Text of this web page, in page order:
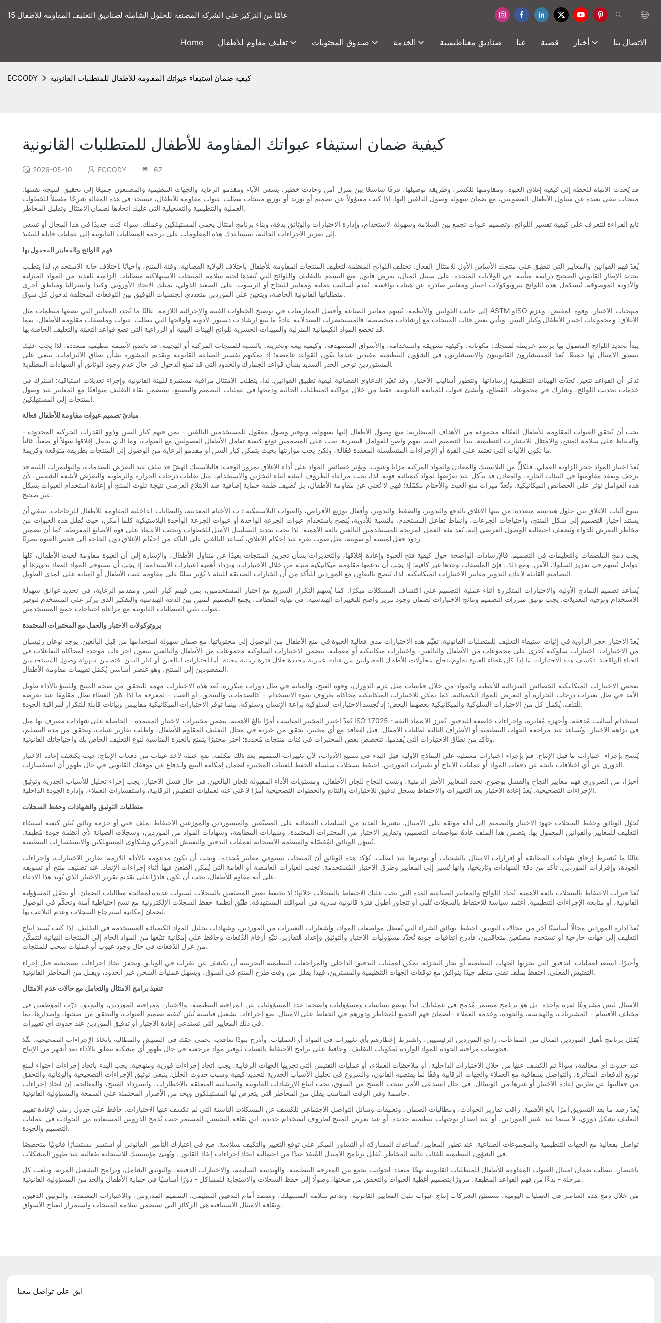
15 عامًا من التركيز على الشركة المصنعة للحلول الشاملة لصناديق التغليف المقاومة للأطفال
Home تغليف مقاوم للأطفال صندوق المحتويات الخدمة صناديق مغناطيسية عنا قضية أخبار الاتصال بنا
ECCODY كيفية ضمان استيفاء عبواتك المقاومة للأطفال للمتطلبات القانونية
كيفية ضمان استيفاء عبواتك المقاومة للأطفال للمتطلبات القانونية
2026-05-10 ECCODY 67
قد يُحدث الانتباه للحظة إلى كيفية إغلاق العبوة، ومقاومتها للكسر، وطريقة توصيلها، فرقًا شاسعًا بين منزل آمن وحادث خطير. يسعى الآباء ومقدمو الرعاية والجهات التنظيمية والمصنعون جميعًا إلى تحقيق النتيجة نفسها:
منتجات تبقى بعيدة عن متناول الأطفال الفضوليين، مع ضمان سهولة وصول البالغين إليها. إذا كنت مسؤولاً عن تصميم أو توريد أو توزيع منتجات تتطلب عبوات مقاومة للأطفال، فستجد في هذه المقالة شرحًا مفصلاً للخطوات
العملية والتنظيمية والتشغيلية التي عليك اتخاذها لضمان الامتثال وتقليل المخاطر.
تابع القراءة لتتعرف على كيفية تفسير اللوائح، وتصميم عبوات تجمع بين السلامة وسهولة الاستخدام، وإدارة الاختبارات والوثائق بدقة، وبناء برنامج امتثال يحمي المستهلكين وعملك. سواء كنت جديدًا في هذا المجال أو تسعى
إلى تعزيز الإجراءات الحالية، ستساعدك هذه المعلومات على ترجمة المتطلبات القانونية إلى عمليات قابلة للتنفيذ.
فهم اللوائح والمعايير المعمول بها
يُعدّ فهم القوانين والمعايير التي تنطبق على منتجك الأساس الأول للامتثال الفعال. تختلف اللوائح المنظمة لتغليف المنتجات المقاومة للأطفال باختلاف الولاية القضائية، وفئة المنتج، وأحيانًا باختلاف حالة الاستخدام، لذا يتطلب
تحديد الإطار القانوني الصحيح دراسة متأنية. في الولايات المتحدة، على سبيل المثال، يفرض قانون منع التسمم بالتغليف واللوائح التي تُنفذها لجنة سلامة المنتجات الاستهلاكية متطلبات إلزامية للعديد من المواد المنزلية
والأدوية الموصوفة. تُستكمل هذه اللوائح ببروتوكولات اختبار ومعايير صادرة عن هيئات توافقية، تُقدم أساليب عملية ومعايير للنجاح أو الرسوب. على الصعيد الدولي، يمتلك الاتحاد الأوروبي وكندا وأستراليا ومناطق أخرى
متطلباتها القانونية الخاصة، ويتعين على الموردين متعددي الجنسيات التوفيق بين التوقعات المختلفة لدخول كل سوق.
إلى جانب القوانين والأنظمة، تُسهم معايير الصناعة وأفضل الممارسات في توضيح الخطوات الفنية والإجرائية اللازمة. غالبًا ما تُحدد المعايير التي تضعها منظمات مثل ASTM وISO منهجيات الاختبار، وقوة المقبض، وعزم
الإغلاق، ومجموعات اختبار الأطفال وكبار السن. وتأتي بعض فئات المنتجات مع إرشادات متخصصة؛ فالمستحضرات الصيدلانية عادةً ما تتبع إرشادات دستور الأدوية ولوائحها التي تتطلب عبوات وملصقات مقاومة للأطفال، بينما
قد تخضع المواد الكيميائية المنزلية والمبيدات الحشرية للوائح الهيئات البيئية أو الزراعية التي تضع قواعد التعبئة والتغليف الخاصة بها.
يبدأ تحديد اللوائح المعمول بها برسم خريطة لمنتجك: مكوناته، وكيفية تسويقه واستخدامه، والأسواق المستهدفة، وكيفية بيعه وتخزينه. بالنسبة للمنتجات المركبة أو الهجينة، قد تخضع لأنظمة تنظيمية متعددة، لذا يجب عليك
تنسيق الامتثال لها جميعًا. يُعدّ المستشارون القانونيون والاستشاريون في الشؤون التنظيمية مفيدين عندما تكون القواعد غامضة؛ إذ يمكنهم تفسير الصياغة القانونية وتقديم المشورة بشأن نطاق الالتزامات. ينبغي على
المستوردين توخي الحذر الشديد بشأن قواعد الجمارك والحدود التي قد تمنع الدخول في حال عدم وجود الوثائق أو الشهادات المطلوبة.
تذكر أن القواعد تتغير. تُحدّث الهيئات التنظيمية إرشاداتها، وتتطور أساليب الاختبار، وقد تُغيّر الدعاوى القضائية كيفية تطبيق القوانين. لذا، يتطلب الامتثال مراقبة مستمرة للبيئة القانونية وإجراء تعديلات استباقية: اشترك في
خدمات تحديث اللوائح، وشارك في مجموعات القطاع، وأنشئ قنوات للمتابعة القانونية. فقط من خلال مواكبة المتطلبات الحالية ودمجها في عمليات التصميم والتصنيع، ستضمن بقاء التغليف متوافقًا مع المعايير عند وصول
المنتجات إلى المستهلكين.
مبادئ تصميم عبوات مقاومة للأطفال فعالة
يجب أن تُحقق العبوات المقاومة للأطفال الفعّالة مجموعة من الأهداف المتضاربة: منع وصول الأطفال إليها بسهولة، وتوفير وصول معقول للمستخدمين البالغين - بمن فيهم كبار السن وذوو القدرات الحركية المحدودة -
والحفاظ على سلامة المنتج، والامتثال للاختبارات التنظيمية. يبدأ التصميم الجيد بفهم واضح للعوامل البشرية. يجب على المصممين توقع كيفية تعامل الأطفال الفضوليين مع العبوات، وما الذي يجعل إغلاقها سهلاً أو صعباً. غالباً
ما تكون الآليات التي تعتمد على القوة أو الإجراءات المتسلسلة المعقدة فعّالة، ولكن يجب موازنتها بحيث يتمكن كبار السن أو مقدمو الرعاية من الوصول إلى المنتجات بطريقة متوقعة وكريمة.
يُعدّ اختيار المواد حجر الزاوية العملي. فلكلٍّ من البلاستيك والمعادن والمواد المركبة مزايا وعيوب. وتؤثر خصائص المواد على أداء الإغلاق بمرور الوقت؛ فالبلاستيك الهشّ قد يتلف عند التعرّض للصدمات، والبوليمرات اللينة قد
تزحف وتفقد مقاومتها في البيئات الحارة، والمعادن قد تتآكل عند تعرّضها لمواد كيميائية قوية. لذا، يجب مراعاة الظروف البيئية أثناء التخزين والاستخدام، مثل تقلبات درجات الحرارة والرطوبة والتعرّض لأشعة الشمس، لأن
هذه العوامل تؤثر على الخصائص الميكانيكية. وتُعدّ ميزات منع العبث والأختام مكمّلة؛ فهي لا تُغني عن مقاومة الأطفال، بل تُضيف طبقة حماية إضافية ضد الابتلاع العرضي نتيجة تلوث المنتج أو إعادة استخدام العبوات بشكل
غير صحيح.
تتنوع آليات الإغلاق بين حلول هندسية متعددة: من بينها الإغلاق بالدفع والتدوير، والضغط والتدوير، وأقفال توزيع الأقراص، والعبوات البلاستيكية ذات الأختام المعدنية، والبطانات الداخلية المقاومة للأطفال للزجاجات. ينبغي أن
يستند اختيار التصميم إلى شكل المنتج، واحتياجات الجرعات، وأنماط تفاعل المستخدم. بالنسبة للأدوية، يُنصح باستخدام عبوات الجرعة الواحدة أو عبوات الجرعة الواحدة البلاستيكية كلما أمكن، حيث تُقلل هذه العبوات من
مخاطر التعرض للدواء وتُضعف احتمالية الوصول العرضي إليه. تُعد بيئة العمل المريحة للمستخدمين البالغين بالغة الأهمية، لذا يجب تحديد التسلسل الأمثل للخطوات وتجنب الاعتماد على قوة الأصابع المفرطة. كما أن تضمين
ردود فعل لمسية أو صوتية، مثل صوت نقرة عند إحكام الإغلاق، يُساعد البالغين على التأكد من إحكام الإغلاق دون الحاجة إلى فحص العبوة بصريًا.
يجب دمج الملصقات والتعليمات في التصميم. فالإرشادات الواضحة حول كيفية فتح العبوة وإعادة إغلاقها، والتحذيرات بشأن تخزين المنتجات بعيدًا عن متناول الأطفال، والإشارة إلى أن العبوة مقاومة لعبث الأطفال، كلها
عوامل تُسهم في تعزيز السلوك الآمن. ومع ذلك، فإن الملصقات وحدها غير كافية؛ إذ يجب أن تدعمها مقاومة ميكانيكية مثبتة من خلال الاختبارات. وتزداد أهمية اعتبارات الاستدامة؛ إذ يجب أن تستوفي المواد المعاد تدويرها أو
التصاميم القابلة لإعادة التدوير معايير الاختبارات الميكانيكية. لذا، يُنصح بالتعاون مع الموردين للتأكد من أن الخيارات الصديقة للبيئة لا تُؤثر سلبًا على مقاومة عبث الأطفال أو المتانة على المدى الطويل.
يُساعد تصميم النماذج الأولية والاختبارات المتكررة أثناء عملية التصميم على اكتشاف المشكلات مبكرًا. كما يُسهم التكرار السريع مع اختبار المستخدمين، بمن فيهم كبار السن ومقدمو الرعاية، في تحديد عوائق سهولة
الاستخدام وتوجيه التعديلات. يجب توثيق مبررات التصميم ونتائج الاختبارات لضمان وجود تبرير واضح للتغييرات الهندسية. في نهاية المطاف، يجمع التصميم المتين بين الدقة الهندسية والتفكير الذي يركز على المستخدم لتوفير
عبوات تلبي المتطلبات القانونية مع مراعاة احتياجات جميع المستخدمين.
بروتوكولات الاختبار والعمل مع المختبرات المعتمدة
يُعدّ الاختبار حجر الزاوية في إثبات استيفاء التغليف للمتطلبات القانونية. تقيّم هذه الاختبارات مدى فعالية العبوة في منع الأطفال من الوصول إلى محتوياتها، مع ضمان سهولة استخدامها من قِبل البالغين. يوجد نوعان رئيسيان
من الاختبارات: اختبارات سلوكية تُجرى على مجموعات من الأطفال والبالغين، واختبارات ميكانيكية أو معملية. تتضمن الاختبارات السلوكية مجموعات من الأطفال والبالغين يتبعون إجراءات موحدة لمحاكاة التفاعلات في
الحياة الواقعية. تكشف هذه الاختبارات ما إذا كان غطاء العبوة يقاوم بنجاح محاولات الأطفال الفضوليين من فئات عمرية محددة خلال فترة زمنية معينة. أما اختبارات البالغين أو كبار السن، فتضمن سهولة وصول المستخدمين
المقصودين إلى المنتج، وهو عنصر أساسي يُكمّل تقييمات مقاومة الأطفال.
تفحص الاختبارات الميكانيكية الخصائص الفيزيائية للأغطية والمواد من خلال قياسات مثل عزم الدوران، وقوة الفتح، والمتانة في ظل دورات متكررة. تُعد هذه الاختبارات مهمة للتحقق من صحة المنتج وللتنبؤ بالأداء طويل
الأمد في ظل تغيرات درجات الحرارة أو التعرض للمواد الكيميائية. كما يمكن للاختبارات الميكانيكية محاكاة ظروف سوء الاستخدام - كالصدمات، والسحق، أو العبث - لمعرفة ما إذا كان الغطاء يظل مقاومًا عند تعرضه
للتلف. يُكمل كل من الاختبارات السلوكية والميكانيكية بعضهما البعض: إذ تُجسد الاختبارات السلوكية براعة الإنسان وسلوكه، بينما توفر الاختبارات الميكانيكية مقاييس وبيانات قابلة للتكرار لمراقبة الجودة.
يُعدّ اختيار المختبر المناسب أمرًا بالغ الأهمية. تضمن مختبرات الاختبار المعتمدة - الحاصلة على شهادات معترف بها مثل ISO 17025 - استخدام أساليب مُدققة، وأجهزة مُعايرة، وإجراءات خاضعة للتدقيق. يُعزز الاعتماد الثقة
في نزاهة الاختبار، ويُساعد عند مراجعة الجهات التنظيمية أو الأطراف الثالثة لطلبات الامتثال. قبل التعاقد مع أي مختبر، تحقق من خبرته في مجال التغليف المقاوم للأطفال، واطلب تقارير عينات، وتحقق من مدة التسليم،
وتأكد من نطاق الاختبارات التي يُقدمها. تتخصص بعض المختبرات في فئات منتجات مُحددة؛ اختر مختبرًا يتمتع بالخبرة المناسبة لنوع التغليف الخاص بك واحتياجاتك القانونية.
يُنصح بإجراء اختبارات ما قبل الإنتاج. قم بإجراء اختبارات معملية على النماذج الأولية قبل البدء في تصنيع الأدوات، لأن تغييرات التصميم بعد ذلك مكلفة. ضع خطة لأخذ عينات من دفعات الإنتاج؛ حيث يكشف إعادة الاختبار
الدوري عن أي اختلافات ناتجة عن دفعات المواد أو عمليات الإنتاج أو تغييرات الموردين. احتفظ بسجلات سلسلة الحفظ للعينات المختبرة لضمان إمكانية التتبع وللدفاع عن موقفك القانوني في حال ظهور أي استفسارات.
أخيرًا، من الضروري فهم معايير النجاح والفشل بوضوح. تحدد المعايير الأطر الزمنية، ونسب النجاح للجان الأطفال، ومستويات الأداء المقبولة للجان البالغين. في حال فشل الاختبار، يجب إجراء تحليل للأسباب الجذرية وتوثيق
الإجراءات التصحيحية. يُعدّ إعادة الاختبار بعد التغييرات والاحتفاظ بسجل تدقيق للاختبارات والنتائج والخطوات التصحيحية أمرًا لا غنى عنه لعمليات التفتيش الرقابية، واستفسارات العملاء، وإدارة الجودة الداخلية.
متطلبات التوثيق والشهادات وحفظ السجلات
تُحوّل الوثائق وحفظ السجلات جهود الاختبار والتصميم إلى أدلة موثقة على الامتثال. تشترط العديد من السلطات القضائية على المصنّعين والمستوردين والموزعين الاحتفاظ بملف فني أو حزمة وثائق تُبيّن كيفية استيفاء
التغليف للمعايير والقوانين المعمول بها. يتضمن هذا الملف عادةً مواصفات التصميم، وتقارير الاختبار من المختبرات المعتمدة، وشهادات المطابقة، وشهادات المواد من الموردين، وسجلات الصيانة لأي أنظمة جودة مُطبقة.
تُسهّل الوثائق المُفصّلة والمنظمة الاستجابة لعمليات التدقيق والتفتيش الجمركي وشكاوى المستهلكين والاستفسارات التنظيمية.
غالبًا ما يُشترط إرفاق شهادات المطابقة أو إقرارات الامتثال بالشحنات أو توفيرها عند الطلب. تُؤكد هذه الوثائق أن المنتجات تستوفي معايير مُحددة، ويجب أن تكون مدعومة بالأدلة اللازمة: تقارير الاختبارات، وإجراءات
الجودة، وإقرارات الموردين. تأكد من دقة الشهادات وتاريخها، وأنها تُشير إلى المعايير وطرق الاختبار المُستخدمة. تجنب العبارات الغامضة أو العامة التي يُمكن الطعن فيها أثناء إجراءات الإنفاذ. عند تصنيف منتج أو تسويقه
على أنه مقاوم للأطفال، يجب أن تكون قادرًا على تقديم تقرير الاختبار الذي يُؤيد هذا الادعاء.
تُعدّ فترات الاحتفاظ بالسجلات بالغة الأهمية. تُحدّد اللوائح والمعايير الصناعية المدة التي يجب عليك الاحتفاظ بالسجلات خلالها؛ إذ يحتفظ بعض المصنّعين بالسجلات لسنوات عديدة لمعالجة مطالبات الضمان، أو تحمّل المسؤولية
القانونية، أو متابعة الإجراءات التنظيمية. اعتمد سياسة للاحتفاظ بالسجلات تُلبي أو تتجاوز أطول فترة قانونية سارية في أسواقك المستهدفة. طبّق أنظمة حفظ السجلات الإلكترونية مع نسخ احتياطية آمنة وتحكّم في الوصول
لضمان إمكانية استرجاع السجلات وعدم التلاعب بها.
تُعدّ إدارة الموردين مجالًا أساسيًا آخر من مجالات التوثيق. احتفظ بوثائق الشراء التي تُفصّل مواصفات المواد، وإشعارات التغييرات من الموردين، وشهادات تحليل المواد الكيميائية المستخدمة في التغليف. إذا كنت تُسند إنتاج
التغليف إلى جهات خارجية أو تستخدم مصنّعين متعاقدين، فأدرج اتفاقيات جودة تُحدّد مسؤوليات الاختبار والتوثيق وإعداد التقارير. تتبّع أرقام الدُفعات وحافظ على إمكانية تتبّعها من المواد الخام إلى المنتجات النهائية لتتمكّن
من عزل الدُفعات في حال وجود عيوب أو عمليات سحب للمنتجات.
وأخيرًا، استعد لعمليات التدقيق التي تجريها الجهات التنظيمية أو تجار التجزئة. يمكن لعمليات التدقيق الداخلي والمراجعات التنظيمية التجريبية أن تكشف عن ثغرات في الوثائق وتحفز اتخاذ إجراءات تصحيحية قبل إجراء
التفتيش الفعلي. احتفظ بملف تقني منظم جيدًا يتوافق مع توقعات الجهات التنظيمية والمشترين، فهذا يقلل من وقت طرح المنتج في السوق، ويسهل عمليات الشحن عبر الحدود، ويقلل من المخاطر القانونية.
تنفيذ برامج الامتثال والتعامل مع حالات عدم الامتثال
الامتثال ليس مشروعًا لمرة واحدة، بل هو برنامج مستمر مُدمج في عملياتك. ابدأ بوضع سياسات ومسؤوليات واضحة: حدد المسؤوليات عن المراقبة التنظيمية، والاختبار، ومراقبة الموردين، والتوثيق. درّب الموظفين في
مختلف الأقسام - المشتريات، والهندسة، والجودة، وخدمة العملاء - لضمان فهم الجميع للمخاطر ودورهم في الحفاظ على الامتثال. ضع إجراءات تشغيل قياسية تُبيّن كيفية تصميم العبوات، والتحقق من صحتها، وإصدارها، بما
في ذلك المعايير التي تستدعي إعادة الاختبار أو تدقيق الموردين عند حدوث أي تغييرات.
يُقلل برنامج تأهيل الموردين الفعال من المفاجآت. راجع الموردين الرئيسيين، واشترط إخطارهم بأي تغييرات في المواد أو العمليات، وأدرج بنودًا تعاقدية تحمي حقك في التفتيش والمطالبة باتخاذ الإجراءات التصحيحية. نفّذ
فحوصات مراقبة الجودة للمواد الواردة لمكونات التغليف، وحافظ على برامج الاحتفاظ بالعينات لتوفير مواد مرجعية في حال ظهور أي مشكلة تتعلق بالأداء بعد أشهر من الإنتاج.
عند حدوث أي مخالفة، سواءً تم الكشف عنها من خلال الاختبارات الداخلية، أو ملاحظات العملاء، أو عمليات التفتيش التي تجريها الجهات الرقابية، يجب اتخاذ إجراءات فورية ومنهجية. يجب البدء باتخاذ إجراءات احتواء لمنع
توزيع الدفعات المتأثرة، والتواصل بشفافية مع العملاء والجهات الرقابية وفقًا لما يقتضيه القانون، والشروع في تحليل الأسباب الجذرية لتحديد كيفية وسبب حدوث الخلل. ينبغي توثيق الإجراءات التصحيحية والوقائية والتحقق
من فعاليتها عن طريق إعادة الاختبار أو غيرها من الوسائل. في حال استدعى الأمر سحب المنتج من السوق، يجب اتباع الإرشادات القانونية والصناعية المتعلقة بالإخطارات، واسترداد المنتج، والمعالجة. إن اتخاذ إجراءات
حاسمة وفي الوقت المناسب يقلل من المخاطر التي يتعرض لها المستهلكون ويحد من الأضرار المحتملة على السمعة والمسؤولية القانونية.
يُعدّ رصد ما بعد التسويق أمرًا بالغ الأهمية. راقب تقارير الحوادث، ومطالبات الضمان، وتعليقات وسائل التواصل الاجتماعي للكشف عن المشكلات الناشئة التي لم تكشف عنها الاختبارات. حافظ على جدول زمني لإعادة تقييم
التغليف بشكل دوري، لا سيما عند تغيير الموردين، أو عند إصدار توجيهات تنظيمية جديدة، أو عند تعرض المنتج لظروف استخدام جديدة. ابنِ ثقافة التحسين المستمر حيث تُدمج الدروس المستفادة من الحوادث في عمليات
التصميم والجودة.
تواصل بفعالية مع الجهات التنظيمية والمجموعات الصناعية. عند تطور المعايير، تُساعدك المشاركة أو التشاور المبكر على توقع التغيير والتكيف بسلاسة. ضع في اعتبارك التأمين القانوني أو استشر مستشارًا قانونيًا متخصصًا
في الشؤون التنظيمية للفئات عالية المخاطر. يُقلل برنامج الامتثال المُنفذ جيدًا من احتمالية اتخاذ إجراءات إنفاذ القانون، ويُهيئ مؤسستك للاستجابة بفعالية عند ظهور المشكلات.
باختصار، يتطلب ضمان امتثال العبوات المقاومة للأطفال للمتطلبات القانونية نهجًا متعدد الجوانب يجمع بين المعرفة التنظيمية، والهندسة السليمة، والاختبارات الدقيقة، والتوثيق الشامل، وبرامج التشغيل المرنة. وتلعب كل
مرحلة - بدءًا من فهم القواعد المطبقة، مرورًا بتصميم أغطية العبوات والتحقق من صحتها، وصولًا إلى حفظ السجلات والاستجابة للمشاكل - دورًا أساسيًا في حماية الأطفال والحد من المسؤولية القانونية.
من خلال دمج هذه العناصر في العمليات اليومية، تستطيع الشركات إنتاج عبوات تلبي المعايير القانونية، وتدعم سلامة المستهلك، وتصمد أمام التدقيق التنظيمي. التصميم المدروس، والاختبارات المعتمدة، والتوثيق الدقيق،
وثقافة الامتثال الاستباقية هي الركائز التي ستضمن سلامة المنتجات واستمرار انفتاح الأسواق.
ابق على تواصل معنا